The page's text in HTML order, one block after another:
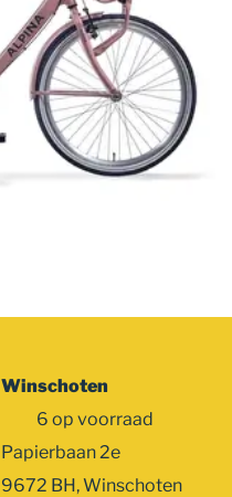
Winschoten
6 op voorraad
Papierbaan 2e
9672 BH, Winschoten